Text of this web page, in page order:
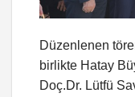
Düzenlenen
birlikte Hatay
Doç.Dr. Lütfü